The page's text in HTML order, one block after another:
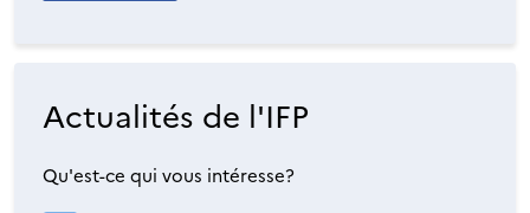
Actualités de l'IFP
Qu'est-ce qui vous intéresse?